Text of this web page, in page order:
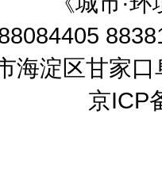
海淀区甘家
京ICP